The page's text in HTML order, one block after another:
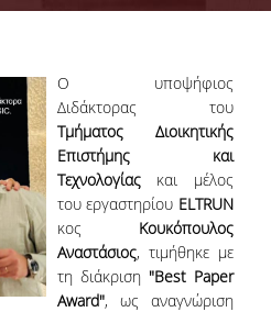
ΠΡΟΠΤΥΧΙΑΚΕΣ
ΣΠΟΥΔΕΣ
ΜΕΤΑΠΤΥΧΙΑΚΕΣ
ΣΠΟΥΔΕΣ
ΕΚΠΑΙΔΕΥΤΙΚΑ
ΕΡΓΑΣΤΗΡΙΑ
ΨΗΦΙΑΚΕΣ ΥΠΗΡΕΣΙΕΣ
Ο υποψήφιος
Διδάκτορας του
ΤμήματοςΔιοικητικής
Επιστήμης και
Τεχνολογίαςκαι μέλος
του εργαστηρίου ELTRUN
κος Κουκόπουλος
Αναστάσιος, τιμήθηκε με
τη διάκριση "Best Paper
Award", ως αναγνώριση